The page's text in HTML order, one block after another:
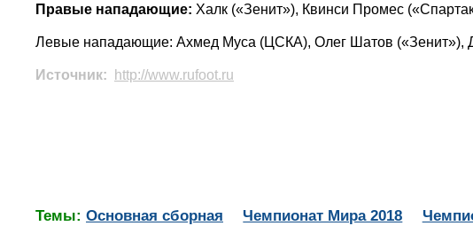
Правые нападающие: Халк («Зенит»), Квинси Промес
Левые нападающие: Ахмед Муса (ЦСКА), Олег Шатов («Зенит»),
Источник: http://www.rufoot.ru
Темы: Основная сборная Чемпионат Мира 2018